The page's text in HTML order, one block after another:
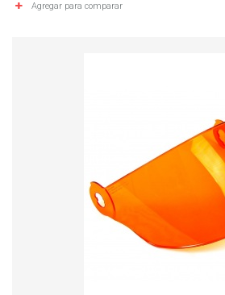
Agregar para comparar